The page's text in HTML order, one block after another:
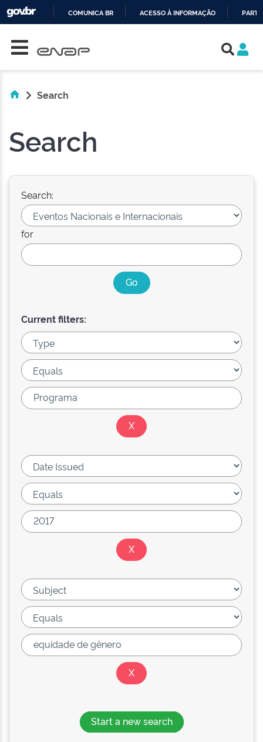
COMUNICA BR ACESSO À INFORMAÇÃO
Search
Search
Search:
for
Current filters:
Start a new search